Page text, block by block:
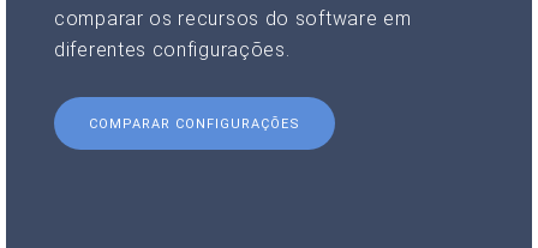
comparar os recursos do software em
diferentes configurações.
COMPARAR CONFIGURAÇÕES